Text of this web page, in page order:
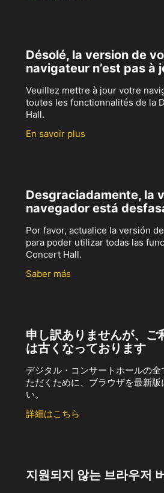
Désolé, la version de
navigateur n’est pas à
Veuillez mettre à jour votre
toutes les fonctionnalités de la
Hall.
En savoir plus
Desgraciadamente, la
navegador está
Por favor, actualice la versión
para poder utilizar todas las
Concert Hall.
Saber más
申し訳ありませんが、ご
は古くなっております
デジタル・コンサートホールの
ただくために、ブラウザを最新版
い。
詳細はこちら
지원되지 않는 브라우저